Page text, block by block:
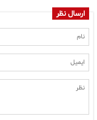
ارسال نظر